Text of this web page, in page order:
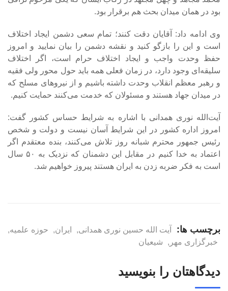
بود در همان میدان بحث هم برقرار بود.
وی ادامه داد: آقایان دقت کنند؛ تمام سعی دشمن ایجاد اختلاف
است و این را بازگو کنید و نقشه دشمن را بیان نمایید و امروز
حفظ وحدت واجب و ایجاد اختلاف حرام است، اگر اختلاف
سلیقه‌ای وجود دارد، در زمان فعلی همه باید حول محور ولی فقیه
و رهبر معظم انقلاب وحدت داشته باشیم و از نیروهای مسلح که
در میدان جهاد هستند و مسئولان که خدمت می‌کنند حمایت کنیم.
آیت‌الله نوری همدانی با اشاره به شرایط حساس کشور گفت:
امروز اداره کشور در این شرایط آسان نیست و دولت و شخص
رئیس جمهور محترم شبانه روز تلاش می‌کنند، بنده‌ معتقدم اگر
اعتماد به خدا کنیم در مقابل این دشمنان که نزدیک به ۵۰ سال
است به فکر ضربه‌ زدن به ایران هستند پیروز خواهیم شد.
برچسب ها: آیت الله حسین نوری همدانی, ایران, حوزه علمیه,
خبرگزاری مهر , شیعیان
دیدگاهتان را بنویسید